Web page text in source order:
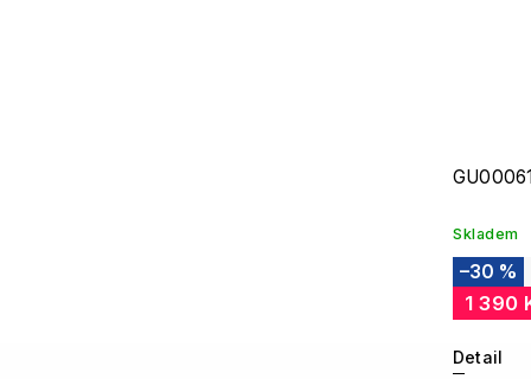
Skladem
–30 %
1 390
Detail